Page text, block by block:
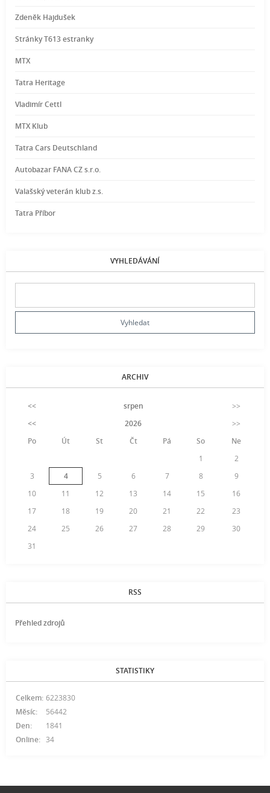
Zdeněk Hajdušek
Stránky T613 estranky
MTX
Tatra Heritage
Vladimír Cettl
MTX Klub
Tatra Cars Deutschland
Autobazar FANA CZ s.r.o.
Valašský veterán klub z.s.
Tatra Příbor
VYHLEDÁVÁNÍ
ARCHIV
<< srpen
>>
<<
2026
>>
Po
Út St Čt Pá So
Ne
1
2
3
4 5 6 7 8
9
10
11 12 13 14 15
16
17
18 19 20 21 22
23
24
25 26 27 28 29
30
31
RSS
Přehled zdrojů
STATISTIKY
Online: 34
Celkem: 6223830
Měsíc:
56442
Den:
1841